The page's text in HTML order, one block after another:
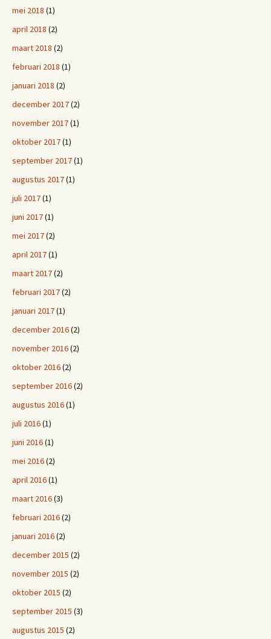
mei 2018 (1)
april 2018 (2)
maart 2018 (2)
februari 2018 (1)
januari 2018 (2)
december 2017(2)
november 2017(1)
oktober 2017(1)
september 2017(1)
augustus 2017(1)
juli 2017(1)
juni 2017(1)
mei 2017(2)
april 2017(1)
maart 2017(2)
februari 2017(2)
januari 2017(1)
december 2016(2)
november 2016(2)
oktober 2016(2)
september 2016(2)
augustus 2016(1)
juli 2016(1)
juni 2016(1)
mei 2016(2)
april 2016(1)
maart 2016(3)
februari 2016(2)
januari 2016(2)
december 2015 (2)
november 2015 (2)
oktober 2015 (2)
september 2015 (3)
augustus 2015 (2)